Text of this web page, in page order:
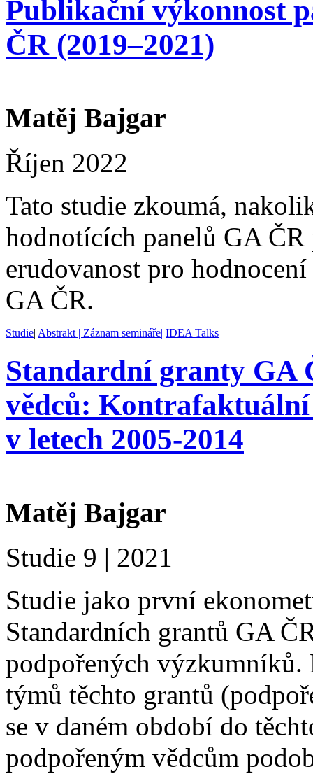
Publikační výkonnost
ČR (2019–2021)
Matěj Bajgar
Říjen 2022
Tato studie zkoumá,
hodnotících panelů GA
erudovanost pro
GA ČR.
Studie| Abstrakt | Záznam semináře| IDEA Talks
Standardní granty GA
vědců:
v letech 2005-2014
Matěj Bajgar
Studie 9 | 2021
Studie jako první
Standardních grantů GA
podpořených výzkumníků.
týmů těchto grantů
se v daném období do
podpořeným vědcům